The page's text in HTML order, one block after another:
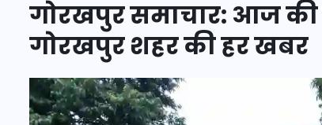
गोरखपुर समाचार: आज
गोरखपुर शहर की हर खबर
इस सप्ताह का राशिफल: जानिए
क्या कहते हैं आपके सितारे (25
अगस्त से 31 अगस्त)